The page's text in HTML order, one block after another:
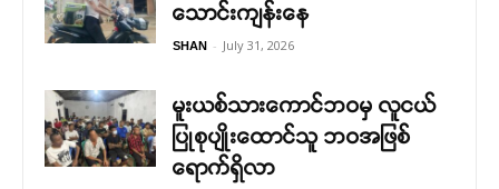
သောင်းကျန်းနေ
SHAN - July 31, 2026
မူးယစ်သားကောင်ဘဝမှ လူငယ်
ပြုစုပျိုးထောင်သူ ဘဝအဖြစ်
ရောက်ရှိလာ